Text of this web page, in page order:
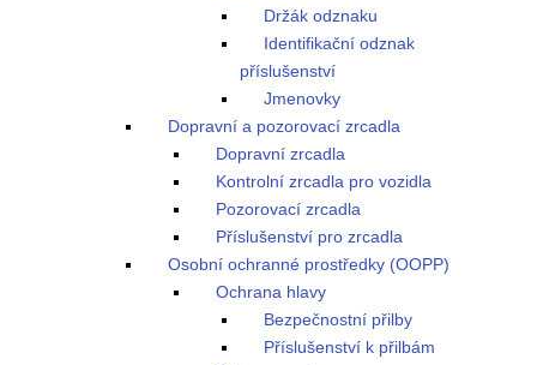
Držák odznaku
Identifikační odznak
příslušenství
Jmenovky
Dopravní a pozorovací zrcadla
Dopravní zrcadla
Kontrolní zrcadla pro vozidla
Pozorovací zrcadla
Příslušenství pro zrcadla
Osobní ochranné prostředky (OOPP)
Ochrana hlavy
Bezpečnostní přilby
Příslušenství k přilbám